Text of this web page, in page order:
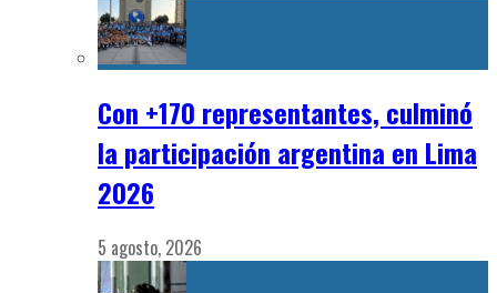
Con +170 representantes, culminó
la participación argentina en Lima
2026
5 agosto, 2026